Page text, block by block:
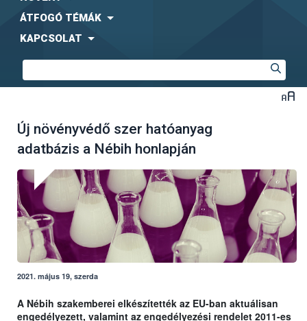
ÁTFOGÓ TÉMÁK
KAPCSOLAT
Új növényvédő szer hatóanyag
adatbázis a Nébih honlapján
2021. május 19, szerda
A Nébih szakemberei elkészítették az EU-ban aktuálisan
engedélyezett, valamint az engedélyezési rendelet 2011-es